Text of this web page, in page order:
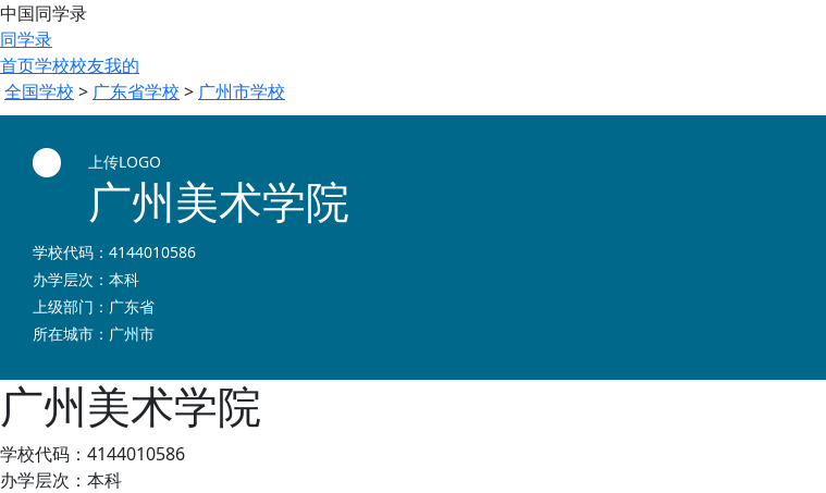
中国同学录
同学录
首页学校校友我的
全国学校 > 广东省学校 > 广州市学校
上传LOGO
广州美术学院
学校代码：4144010586
办学层次：本科
上级部门：广东省
所在城市：广州市
广州美术学院
学校代码：4144010586
办学层次：本科